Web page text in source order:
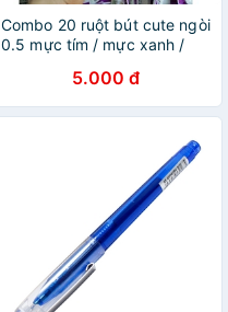
Combo 20 ruột bút cute ngòi
0.5 mực tím / mực xanh /
5.000 đ